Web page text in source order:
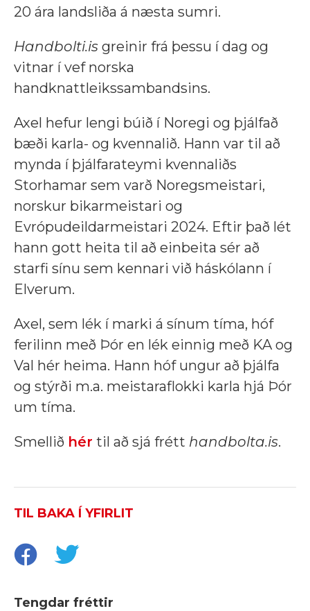
20 ára landsliða á næsta sumri.
Handbolti.is greinir frá þessu í dag og
vitnar í vef norska
handknattleikssambandsins.
Axel hefur lengi búið í Noregi og þjálfað
bæði karla- og kvennalið. Hann var til að
mynda í þjálfarateymi kvennaliðs
Storhamar sem varð Noregsmeistari,
norskur bikarmeistari og
Evrópudeildarmeistari 2024. Eftir það lét
hann gott heita til að einbeita sér að
starfi sínu sem kennari við háskólann í
Elverum.
Axel, sem lék í marki á sínum tíma, hóf
ferilinn með Þór en lék einnig með KA og
Val hér heima. Hann hóf ungur að þjálfa
og stýrði m.a. meistaraflokki karla hjá Þór
um tíma.
Smellið hér til að sjá frétt handbolta.is.
TIL BAKA Í YFIRLIT
Tengdar fréttir